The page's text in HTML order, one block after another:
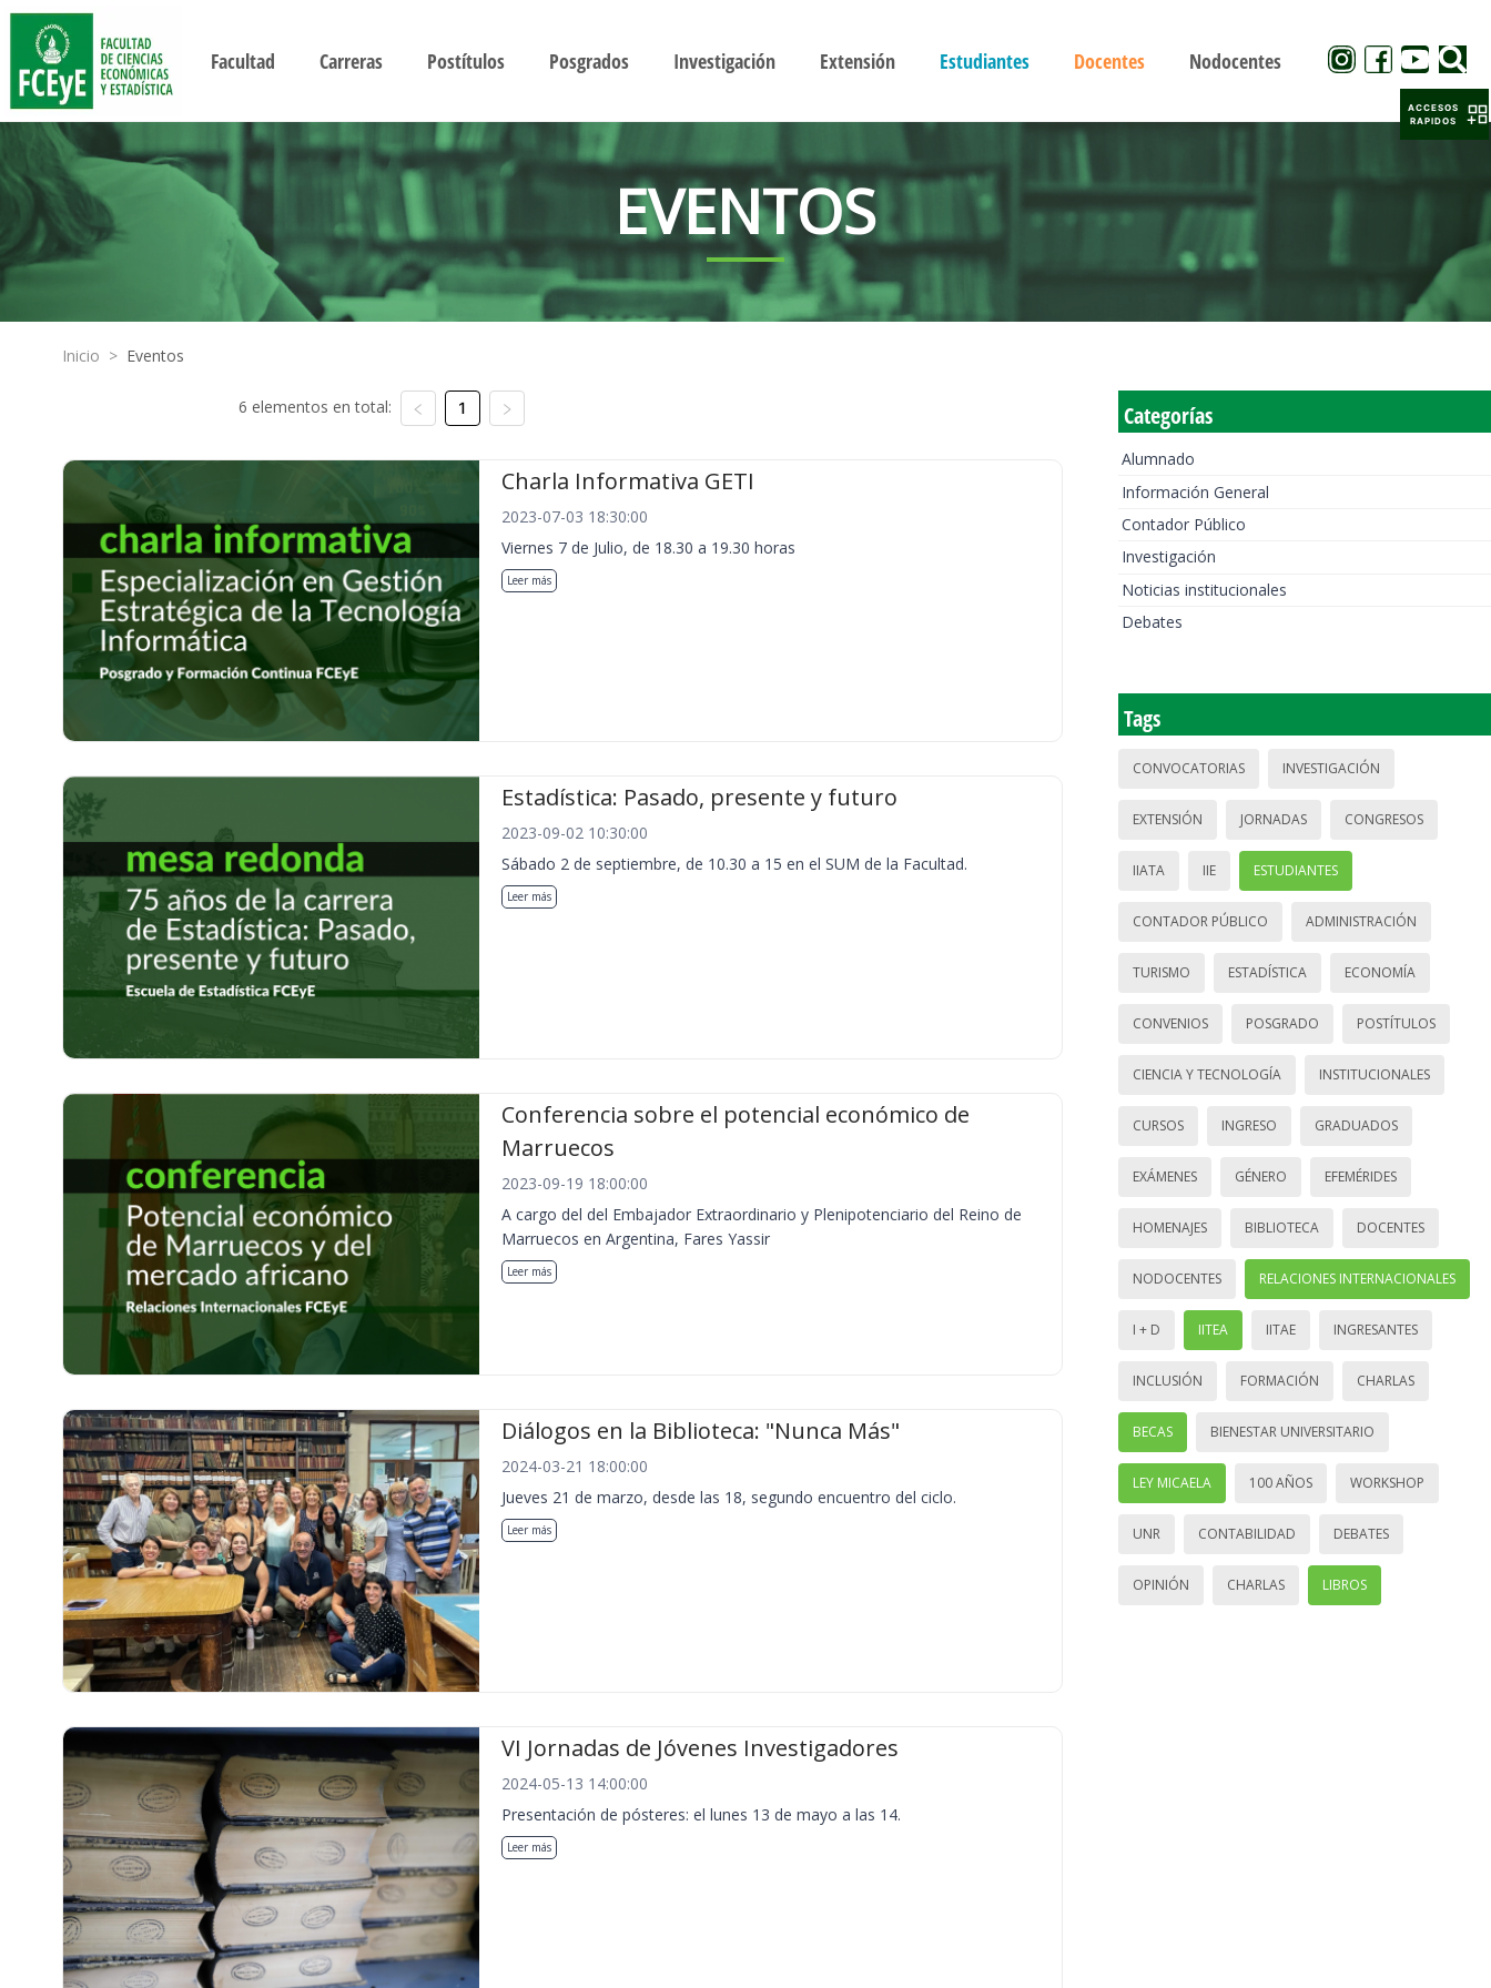
Facultad Carreras Postítulos Posgrados Investigación Extensión Estudiantes Docentes Nodocentes
EVENTOS
Inicio > Eventos
6 elementos en total: 1
Charla Informativa GETI
2023-07-03 18:30:00
Viernes 7 de Julio, de 18.30 a 19.30 horas
Leer más
Estadística: Pasado, presente y futuro
2023-09-02 10:30:00
Sábado 2 de septiembre, de 10.30 a 15 en el SUM de la Facultad.
Leer más
Conferencia sobre el potencial económico de
Marruecos
2023-09-19 18:00:00
A cargo del del Embajador Extraordinario y Plenipotenciario del Reino de
Marruecos en Argentina, Fares Yassir
Leer más
Diálogos en la Biblioteca: "Nunca Más"
2024-03-21 18:00:00
Jueves 21 de marzo, desde las 18, segundo encuentro del ciclo.
Leer más
VI Jornadas de Jóvenes Investigadores
2024-05-13 14:00:00
Presentación de pósteres: el lunes 13 de mayo a las 14.
Leer más
Categorías
Alumnado
Información General
Contador Público
Investigación
Noticias institucionales
Debates
Tags
CONVOCATORIAS INVESTIGACIÓN
EXTENSIÓN JORNADAS CONGRESOS
IIATA IIE ESTUDIANTES
CONTADOR PÚBLICO ADMINISTRACIÓN
TURISMO ESTADÍSTICA ECONOMÍA
CONVENIOS POSGRADO POSTÍTULOS
CIENCIA Y TECNOLOGÍA INSTITUCIONALES
CURSOS INGRESO GRADUADOS
EXÁMENES GÉNERO EFEMÉRIDES
HOMENAJES BIBLIOTECA DOCENTES
NODOCENTES RELACIONES INTERNACIONALES
I + D IITEA IITAE INGRESANTES
INCLUSIÓN FORMACIÓN CHARLAS
BECAS BIENESTAR UNIVERSITARIO
LEY MICAELA 100 AÑOS WORKSHOP
UNR CONTABILIDAD DEBATES
OPINIÓN CHARLAS LIBROS
ACCESOS
RAPIDOS